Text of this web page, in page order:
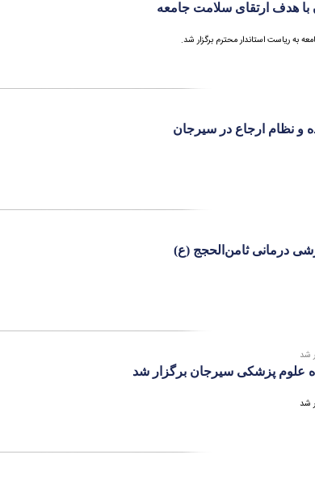
هدف ارتقای سلامت جامعه
به ریاست استاندار محترم برگزار شد.
و نظام ارجاع در سیرجان
درمانی ثامن‌الحجج (ع)
شد
علوم پزشکی سیرجان برگزار شد
شد